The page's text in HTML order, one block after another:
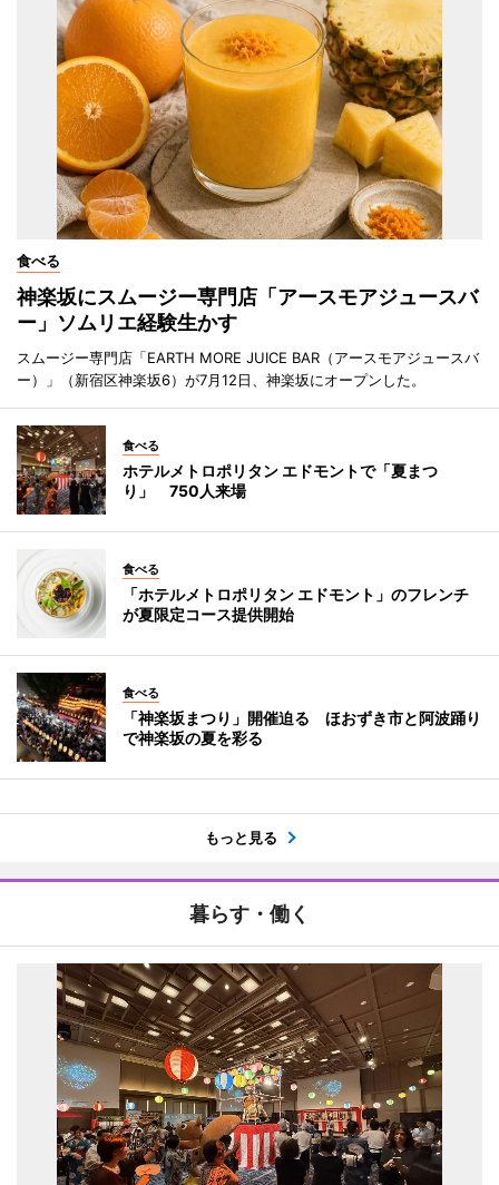
食べる
神楽坂にスムージー専門店「アースモアジュースバ
ー」ソムリエ経験生かす
スムージー専門店「EARTH MORE JUICE BAR（アースモアジュースバ
ー）」（新宿区神楽坂6）が7月12日、神楽坂にオープンした。
食べる
ホテルメトロポリタン エドモントで「夏まつ
り」 750人来場
食べる
「ホテルメトロポリタン エドモント」のフレンチ
が夏限定コース提供開始
食べる
「神楽坂まつり」開催迫る ほおずき市と阿波踊り
で神楽坂の夏を彩る
もっと見る
暮らす・働く